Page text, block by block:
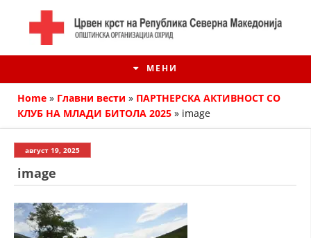
МЕНИ
Home » Главни вести » ПАРТНЕРСКА АКТИВНОСТ СО
КЛУБ НА МЛАДИ БИТОЛА 2025 » image
август 19, 2025
image